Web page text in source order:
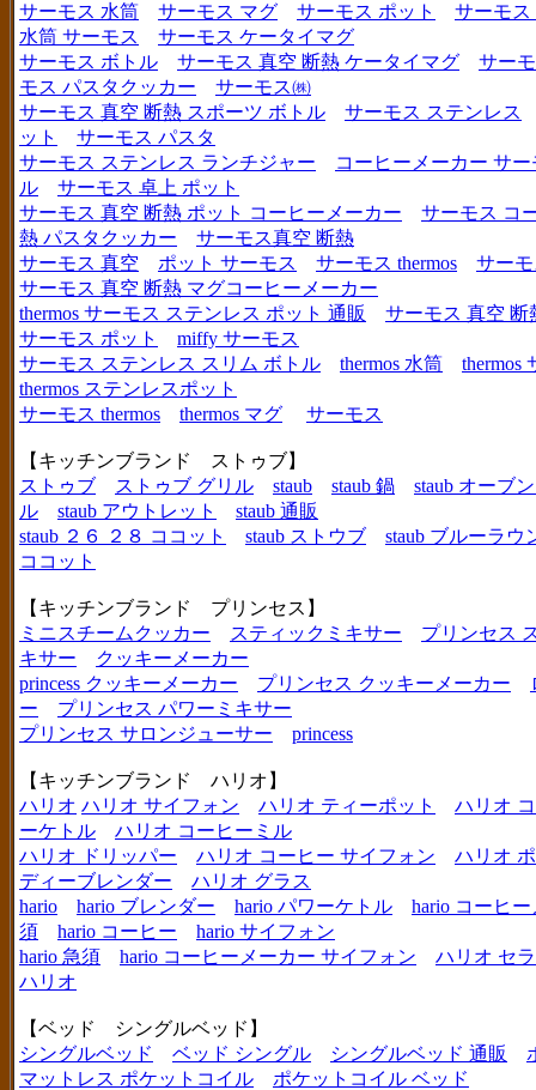
サーモス 水筒
サーモス マグ サーモス ポット
サーモス
水筒 サーモス
サーモス ケータイマグ
サーモス ボトル
サーモス 真空 断熱 ケータイマグ
サー
モス パスタクッカー
サーモス㈱
サーモス 真空 断熱 スポーツ ボトル
サーモス ステンレス
ット
サーモス パスタ
サーモス ステンレス ランチジャー
コーヒーメーカー サー
ル
サーモス 卓上 ポット
サーモス 真空 断熱 ポット コーヒーメーカー
サーモス コ
熱 パスタクッカー
サーモス真空 断熱
サーモス 真空
ポット サーモス サーモス thermos
サー
サーモス 真空 断熱 マグコーヒーメーカー
thermos サーモス ステンレス ポット 通販
サーモス 真空 断
サーモス ポット
miffy サーモス
サーモス ステンレス スリム ボトル
thermos 水筒
thermos
thermos ステンレスポット
サーモス thermos
thermos マグ サーモス
【キッチンブランド ストゥブ】
ストゥブ
ストゥブ グリル staub staub 鍋
staub オーブ
ル
staub アウトレット
staub 通販
staub ２６ ２８ ココット
staub ストウブ
staub ブルーラウ
ココット
【キッチンブランド プリンセス】
ミニスチームクッカー
スティックミキサー
プリンセス
キサー
クッキーメーカー
princess クッキーメーカー
プリンセス クッキーメーカー
ー
プリンセス パワーミキサー
プリンセス サロンジューサー
princess
【キッチンブランド ハリオ】
ハリオ ハリオ サイフォン ハリオ ティーポット
ハリオ
ーケトル
ハリオ コーヒーミル
ハリオ ドリッパー
ハリオ コーヒー サイフォン
ハリオ
ディーブレンダー
ハリオ グラス
hario
hario ブレンダー hario パワーケトル
hario コーヒ
須
hario コーヒー
hario サイフォン
hario 急須
hario コーヒーメーカー サイフォン
ハリオ セ
ハリオ
【ベッド シングルベッド】
シングルベッド
ベッド シングル シングルベッド 通販
マットレス ポケットコイル
ポケットコイル ベッド